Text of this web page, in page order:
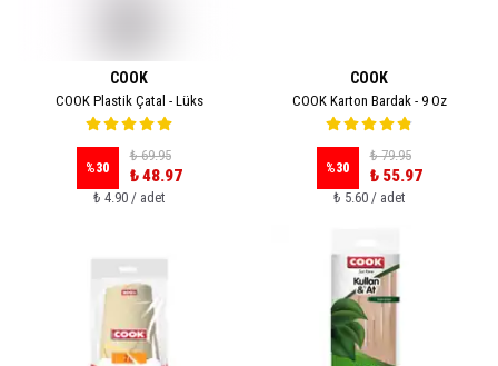
COOK
COOK Plastik Çatal - Lüks
%30
₺ 69.95
₺ 48.97
₺ 4.90 / adet
COOK
COOK Karton Bardak - 9 Oz
%30
₺ 79.95
₺ 55.97
₺ 5.60 / adet